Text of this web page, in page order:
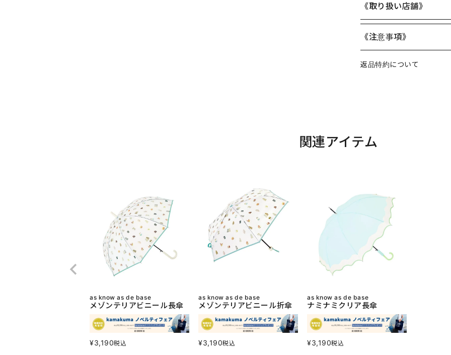
《取り扱い店舗》
《注意事項》
返品特約について
関連アイテム
as know as de base
メゾンテリアビニール長傘
¥3,190税込
as know as de base
メゾンテリアビニール折傘
¥3,190税込
as know as de base
ナミナミクリア長傘
¥3,190税込